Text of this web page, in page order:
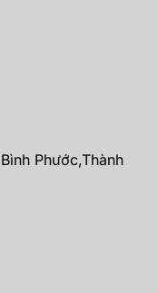
Phước,Thành